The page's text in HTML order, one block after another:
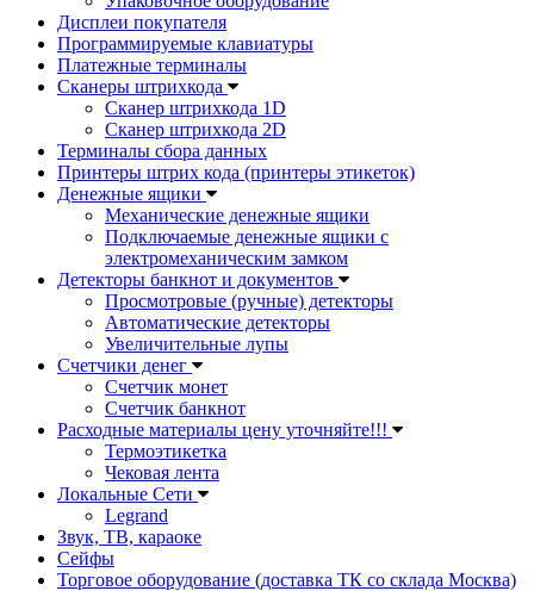
Дисплеи покупателя
Программируемые клавиатуры
Платежные терминалы
Сканеры штрихкода
Сканер штрихкода 1D
Сканер штрихкода 2D
Терминалы сбора данных
Принтеры штрих кода (принтеры этикеток)
Денежные ящики
Механические денежные ящики
Подключаемые денежные ящики с
электромеханическим замком
Детекторы банкнот и документов
Просмотровые (ручные) детекторы
Автоматические детекторы
Увеличительные лупы
Счетчики денег
Счетчик монет
Счетчик банкнот
Расходные материалы цену уточняйте!!!
Термоэтикетка
Чековая лента
Локальные Сети
Legrand
Звук, ТВ, караоке
Сейфы
Торговое оборудование (доставка ТК со склада Москва)